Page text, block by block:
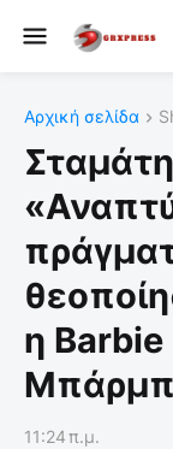
Αρχική σελίδα
η Barbie
11:24 π.μ.